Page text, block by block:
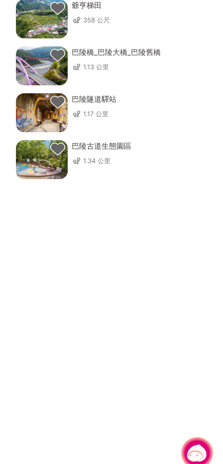
爺亨梯田
358 公尺
巴陵橋_巴陵大橋_巴陵舊橋
1.13 公里
巴陵隧道驛站
1.17 公里
巴陵古道生態園區
1.34 公里